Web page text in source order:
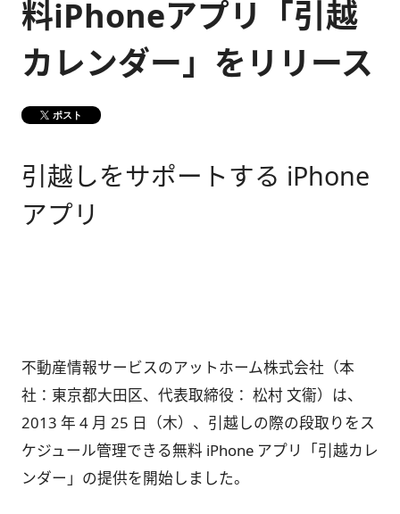
DX戦略
CM・動画紹介
料iPhoneアプリ「引越
カレンダー」をリリース
ポスト
引越しをサポートする iPhone
アプリ
不動産情報サービスのアットホーム株式会社（本
社：東京都大田区、代表取締役： 松村 文衞）は、
2013 年 4 月 25 日（木）、引越しの際の段取りをス
ケジュール管理できる無料 iPhone アプリ「引越カレ
ンダー」の提供を開始しました。